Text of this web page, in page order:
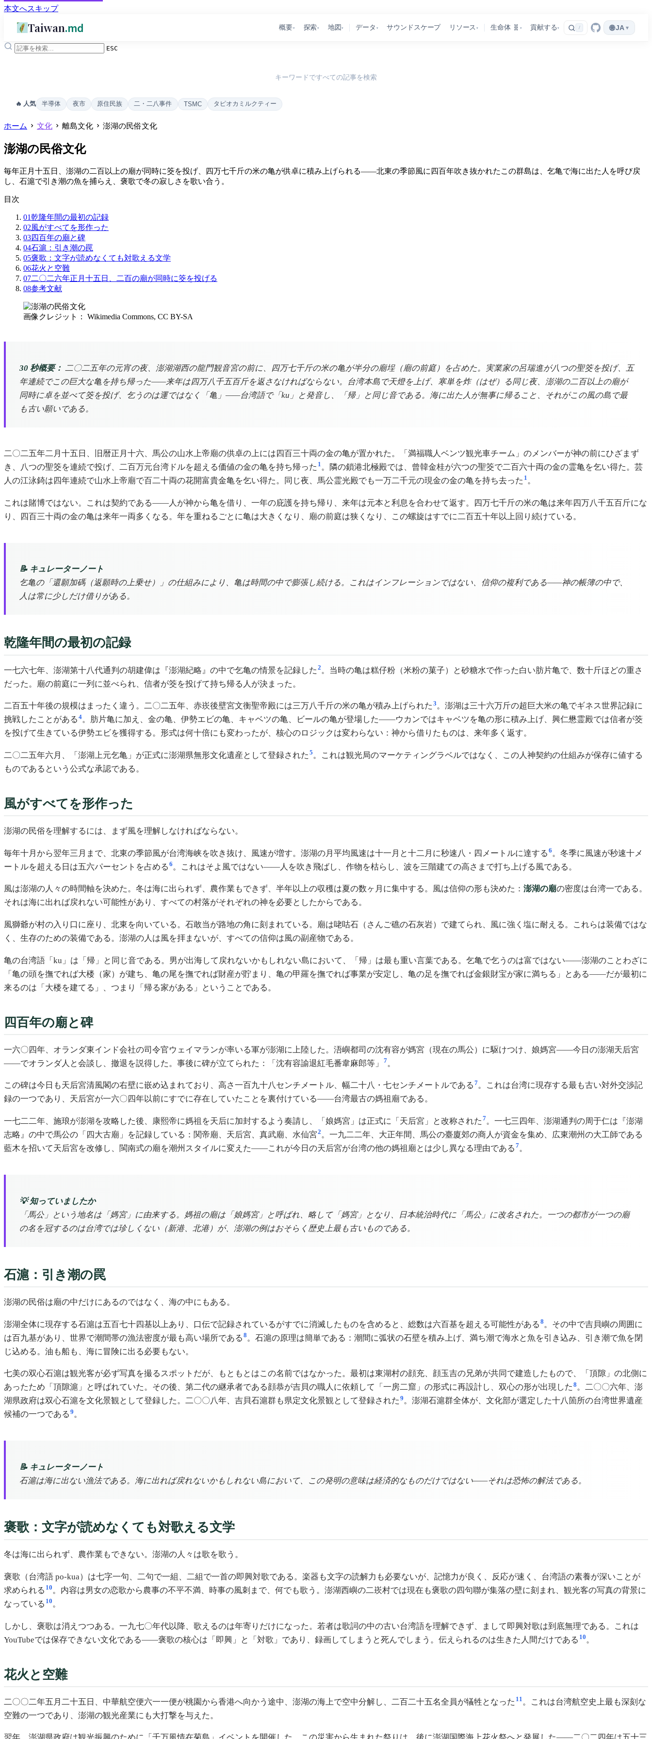
本文へスキップ
Taiwan.md 概要▾ 探索▾ 地図 ▾ データ ▾ サウンドスケープ リソース ▾ 生命体 🧬 ▾ 貢献する ▾ / 🌐 JA ▾
ESC
キーワードですべての記事を検索
🔥 人気 半導体 夜市 原住民族 二・二八事件 TSMC タピオカミルクティー
ホーム 文化 離島文化 澎湖の民俗文化
澎湖の民俗文化
毎年正月十五日、澎湖の二百以上の廟が同時に筊を投げ、四万七千斤の米の亀が供卓に積み上げられる——北東の季節風に四百年吹き抜かれたこの群島は、乞亀で海に出た人を呼び戻
し、石滬で引き潮の魚を捕らえ、褒歌で冬の寂しさを歌い合う。
目次
01乾隆年間の最初の記録
02風がすべてを形作った
03四百年の廟と碑
04石滬：引き潮の罠
05褒歌：文字が読めなくても対歌える文学
06花火と空難
07二〇二六年正月十五日、二百の廟が同時に筊を投げる
08参考文献
画像クレジット： Wikimedia Commons, CC BY-SA
30 秒概要： 二〇二五年の元宵の夜、澎湖湖西の龍門観音宮の前に、四万七千斤の米の亀が半分の廟埕（廟の前庭）を占めた。実業家の呂瑞進が八つの聖筊を投げ、五
年連続でこの巨大な亀を持ち帰った——来年は四万八千五百斤を返さなければならない。台湾本島で天燈を上げ、寒単を炸（はぜ）る同じ夜、澎湖の二百以上の廟が
同時に卓を並べて筊を投げ、乞うのは運ではなく「亀」——台湾語で「ku」と発音し、「帰」と同じ音である。海に出た人が無事に帰ること、それがこの風の島で最
も古い願いである。
二〇二五年二月十五日、旧暦正月十六、馬公の山水上帝廟の供卓の上には四百三十両の金の亀が置かれた。「満福職人ベンツ観光車チーム」のメンバーが神の前にひざまず
き、八つの聖筊を連続で投げ、二百万元台湾ドルを超える価値の金の亀を持ち帰った 1。隣の鎖港北極殿では、曾韓金桂が六つの聖筊で二百六十両の金の霊亀を乞い得た。芸
人の江泳錡は四年連続で山水上帝廟で百二十両の花開富貴金亀を乞い得た。同じ夜、馬公霊光殿でも一万二千元の現金の金の亀を持ち去った 1。
これは賭博ではない。これは契約である——人が神から亀を借り、一年の庇護を持ち帰り、来年は元本と利息を合わせて返す。四万七千斤の米の亀は来年四万八千五百斤にな
り、四百三十両の金の亀は来年一両多くなる。年を重ねるごとに亀は大きくなり、廟の前庭は狭くなり、この螺旋はすでに二百五十年以上回り続けている。
📝 キュレーターノート
乞亀の「還願加碼（返願時の上乗せ）」の仕組みにより、亀は時間の中で膨張し続ける。これはインフレーションではない、信仰の複利である——神の帳簿の中で、
人は常に少しだけ借りがある。
乾隆年間の最初の記録
一七六七年、澎湖第十八代通判の胡建偉は『澎湖紀略』の中で乞亀の情景を記録した 2 。当時の亀は糕仔粉（米粉の菓子）と砂糖水で作った白い肪片亀で、数十斤ほどの重さ
だった。廟の前庭に一列に並べられ、信者が筊を投げて持ち帰る人が決まった。
二百五十年後の規模はまったく違う。二〇二五年、赤崁後壁宮文衡聖帝殿には三万八千斤の米の亀が積み上げられた 3。澎湖は三十六万斤の超巨大米の亀でギネス世界記録に
挑戦したことがある 4。肪片亀に加え、金の亀、伊勢エビの亀、キャベツの亀、ビールの亀が登場した——ウカンではキャベツを亀の形に積み上げ、興仁懋霊殿では信者が筊
を投げて生きている伊勢エビを獲得する。形式は何十倍にも変わったが、核心のロジックは変わらない：神から借りたものは、来年多く返す。
二〇二五年六月、「澎湖上元乞亀」が正式に澎湖県無形文化遺産として登録された 5。これは観光局のマーケティングラベルではなく、この人神契約の仕組みが保存に値する
ものであるという公式な承認である。
風がすべてを形作った
澎湖の民俗を理解するには、まず風を理解しなければならない。
毎年十月から翌年三月まで、北東の季節風が台湾海峡を吹き抜け、風速が増す。澎湖の月平均風速は十一月と十二月に秒速八・四メートルに達する 6 。冬季に風速が秒速十メ
ートルを超える日は五六パーセントを占める 6 。これはそよ風ではない——人を吹き飛ばし、作物を枯らし、波を三階建ての高さまで打ち上げる風である。
風は澎湖の人々の時間軸を決めた。冬は海に出られず、農作業もできず、半年以上の収穫は夏の数ヶ月に集中する。風は信仰の形も決めた： 澎湖の廟の密度は台湾一である。
それは海に出れば戻れない可能性があり、すべての村落がそれぞれの神を必要としたからである。
風獅爺が村の入り口に座り、北東を向いている。石敢当が路地の角に刻まれている。廟は咾咕石（さんご礁の石灰岩）で建てられ、風に強く塩に耐える。これらは装備ではな
く、生存のための装備である。澎湖の人は風を拝まないが、すべての信仰は風の副産物である。
亀の台湾語「ku」は「帰」と同じ音である。男が出海して戻れないかもしれない島において、「帰」は最も重い言葉である。乞亀で乞うのは富ではない——澎湖のことわざに
「亀の頭を撫でれば大楼（家）が建ち、亀の尾を撫でれば財産が貯まり、亀の甲羅を撫でれば事業が安定し、亀の足を撫でれば金銀財宝が家に満ちる」とある——だが最初に
来るのは「大楼を建てる」、つまり「帰る家がある」ということである。
四百年の廟と碑
一六〇四年、オランダ東インド会社の司令官ウェイマランが率いる軍が澎湖に上陸した。浯嶼都司の沈有容が媽宮（現在の馬公）に駆けつけ、娘媽宮——今日の澎湖天后宮
——でオランダ人と会談し、撤退を説得した。事後に碑が立てられた：「沈有容諭退紅毛番韋麻郎等」
7。
この碑は今日も天后宮清風閣の右壁に嵌め込まれており、高さ一百九十八センチメートル、幅二十八・七センチメートルである 7。これは台湾に現存する最も古い対外交渉記
録の一つであり、天后宮が一六〇四年以前にすでに存在していたことを裏付けている——台湾最古の媽祖廟である。
一七二二年、施琅が澎湖を攻略した後、康熙帝に媽祖を天后に加封するよう奏請し、「娘媽宮」は正式に「天后宮」と改称された 7。一七三四年、澎湖通判の周于仁は『澎湖
志略』の中で馬公の「四大古廟」を記録している：関帝廟、天后宮、真武廟、水仙宮2。一九二二年、大正年間、馬公の臺廈郊の商人が資金を集め、広東潮州の大工師である
藍木を招いて天后宮を改修し、閩南式の廟を潮州スタイルに変えた——これが今日の天后宮が台湾の他の媽祖廟とは少し異なる理由である 7。
💡 知っていましたか
「馬公」という地名は「媽宮」に由来する。媽祖の廟は「娘媽宮」と呼ばれ、略して「媽宮」となり、日本統治時代に「馬公」に改名された。一つの都市が一つの廟
の名を冠するのは台湾では珍しくない（新港、北港）が、澎湖の例はおそらく歴史上最も古いものである。
石滬：引き潮の罠
澎湖の民俗は廟の中だけにあるのではなく、海の中にもある。
澎湖全体に現存する石滬は五百七十四基以上あり、口伝で記録されているがすでに消滅したものを含めると、総数は六百基を超える可能性がある 8 。その中で吉貝嶼の周囲に
は百九基があり、世界で潮間帯の漁法密度が最も高い場所である 8 。石滬の原理は簡単である：潮間に弧状の石壁を積み上げ、満ち潮で海水と魚を引き込み、引き潮で魚を閉
じ込める。油も船も、海に冒険に出る必要もない。
七美の双心石滬は観光客が必ず写真を撮るスポットだが、もともとはこの名前ではなかった。最初は東湖村の顔充、顔玉吉の兄弟が共同で建造したもので、「頂隙」の北側に
あったため「頂隙滬」と呼ばれていた。その後、第二代の継承者である顔恭が吉貝の職人に依頼して「一房二窟」の形式に再設計し、双心の形が出現した 8。二〇〇六年、澎
湖県政府は双心石滬を文化景観として登録した。二〇〇八年、吉貝石滬群も県定文化景観として登録された 9。澎湖石滬群全体が、文化部が選定した十八箇所の台湾世界遺産
候補の一つである 9。
📝 キュレーターノート
石滬は海に出ない漁法である。海に出れば戻れないかもしれない島において、この発明の意味は経済的なものだけではない——それは恐怖の解法である。
褒歌：文字が読めなくても対歌える文学
冬は海に出られず、農作業もできない。澎湖の人々は歌を歌う。
褒歌（台湾語 po-kua）は七字一句、二句で一組、二組で一首の即興対歌である。楽器も文字の読解力も必要ないが、記憶力が良く、反応が速く、台湾語の素養が深いことが
求められる 10。内容は男女の恋歌から農事の不平不満、時事の風刺まで、何でも歌う。澎湖西嶼の二崁村では現在も褒歌の四句聯が集落の壁に刻まれ、観光客の写真の背景に
なっている 10。
しかし、褒歌は消えつつある。一九七〇年代以降、歌えるのは年寄りだけになった。若者は歌詞の中の古い台湾語を理解できず、まして即興対歌は到底無理である。これは
YouTubeでは保存できない文化である——褒歌の核心は「即興」と「対歌」であり、録画してしまうと死んでしまう。伝えられるのは生きた人間だけである 10 。
花火と空難
二〇〇二年五月二十五日、中華航空便六一一便が桃園から香港へ向かう途中、澎湖の海上で空中分解し、二百二十五名全員が犠牲となった 11。これは台湾航空史上最も深刻な
空難の一つであり、澎湖の観光産業にも大打撃を与えた。